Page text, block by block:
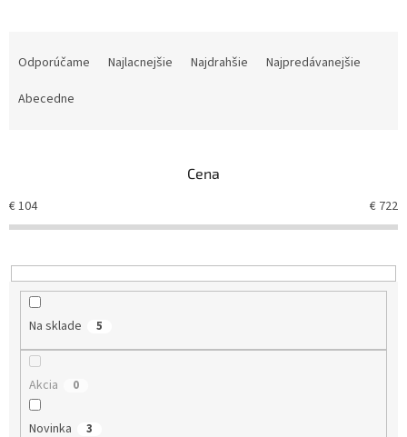
Odporúčame Najlacnejšie Najdrahšie
Najpredávanejšie
Abecedne
Cena
€104 € 722
Na sklade 5
Akcia 0
Novinka 3